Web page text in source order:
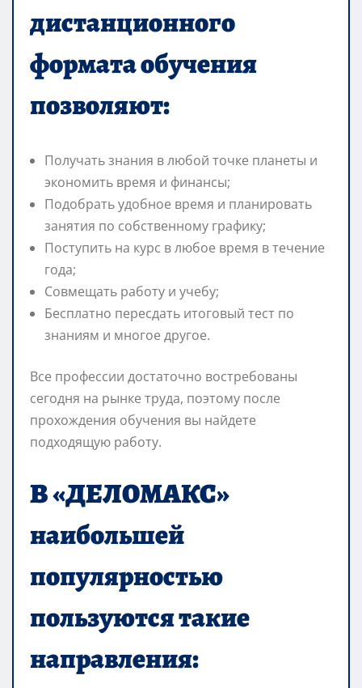
дистанционного
формата обучения
позволяют:
Получать знания в любой точке планеты и
экономить время и финансы;
Подобрать удобное время и планировать
занятия по собственному графику;
Поступить на курс в любое время в течение
года;
Совмещать работу и учебу;
Бесплатно пересдать итоговый тест по
знаниям и многое другое.
Все профессии достаточно востребованы
сегодня на рынке труда, поэтому после
прохождения обучения вы найдете
подходящую работу.
В «ДЕЛОМАКС»
наибольшей
популярностью
пользуются такие
направления: